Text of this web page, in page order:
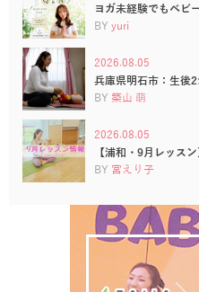
ヨガ未経験でもベビ
BY yuri
2026.08.05
兵庫県明石市：生後
BY 築山 萌
2026.08.05
【浦和・9月レッス
BY 宮えり子